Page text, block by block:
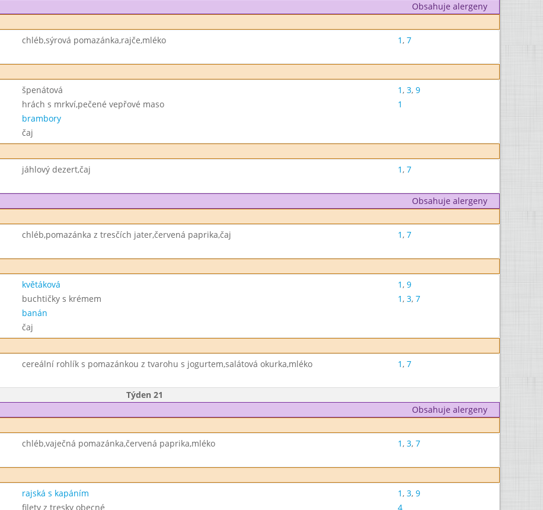
Obsahuje alergeny
chléb,sýrová pomazánka,rajče,mléko 1, 7
špenátová 1, 3, 9
hrách s mrkví,pečené vepřové maso
1
brambory
čaj
jáhlový dezert,čaj 1, 7
Obsahuje alergeny
chléb,pomazánka z tresčích jater,červená paprika,čaj 1, 7
květáková 1, 9
buchtičky s krémem 1, 3, 7
banán
čaj
cereální rohlík s pomazánkou z tvarohu s jogurtem,salátová okurka,mléko 1, 7
Týden 21
Obsahuje alergeny
chléb,vaječná pomazánka,červená paprika,mléko 1, 3, 7
rajská s kapáním 1, 3, 9
filety z tresky obecné 4